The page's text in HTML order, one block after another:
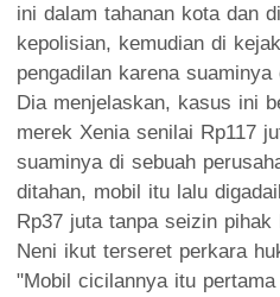
ini dalam tahanan kota dan
kepolisian, kemudian di
pengadilan karena
Dia menjelaskan, kasus ini
merek Xenia senilai Rp117
suaminya di sebuah
ditahan, mobil itu lalu
Rp37 juta tanpa seizin
Neni ikut terseret perkara
"Mobil cicilannya itu